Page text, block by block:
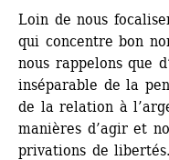
Loin de nous
qui concentre bon
nous rappelons que
inséparable de la
de la relation à
manières d’agir et
privations de